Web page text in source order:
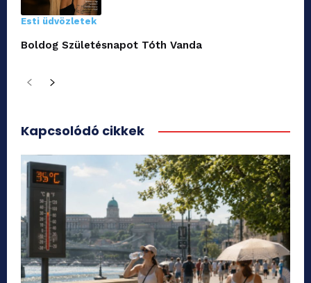
Esti üdvözletek
Boldog Születésnapot Tóth Vanda
Kapcsolódó cikkek